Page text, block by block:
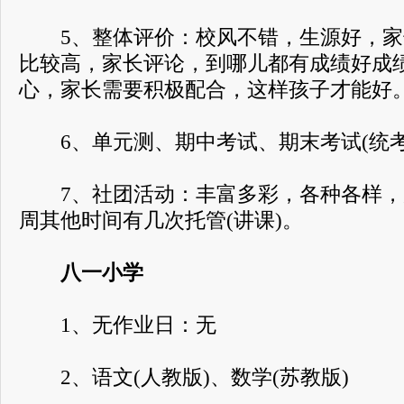
5、整体评价：校风不错，生源好，家
比较高，家长评论，到哪儿都有成绩好成
心，家长需要积极配合，这样孩子才能好
6、单元测、期中考试、期末考试(统
7、社团活动：丰富多彩，各种各样，
周其他时间有几次托管(讲课)。
八一小学
1、无作业日：无
2、语文(人教版)、数学(苏教版)